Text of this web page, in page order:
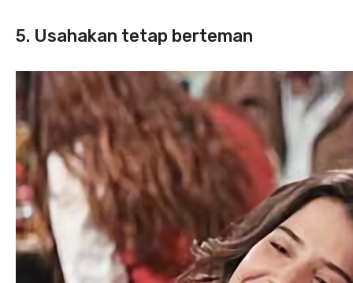
5. Usahakan tetap berteman